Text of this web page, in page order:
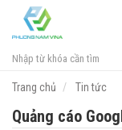
Trang chủ Tin tức
Quảng cáo